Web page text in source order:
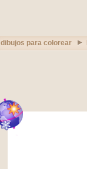
dibujos para colorear